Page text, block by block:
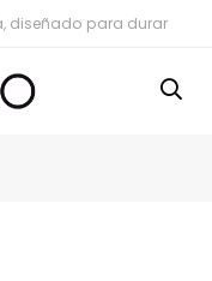
diseñado para durar